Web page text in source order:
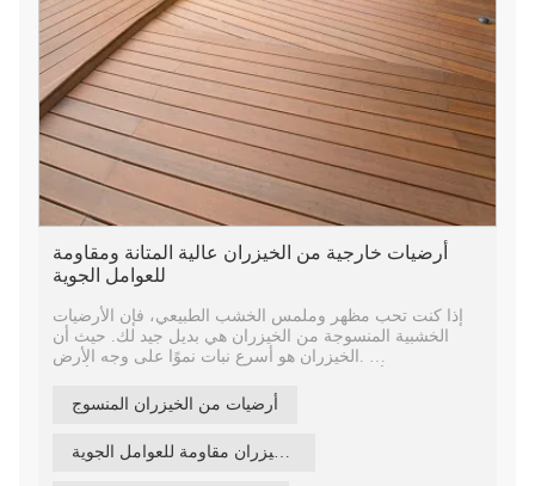
أرضيات خارجية من الخيزران عالية المتانة ومقاومة
للعوامل الجوية
إذا كنت تحب مظهر وملمس الخشب الطبيعي، فإن الأرضيات
الخشبية المنسوجة من الخيزران هي بديل جيد لك. حيث أن
الخيزران هو أسرع نبات نموًا على وجه الأرض.
الخيزران المضغوطة، مقاومة للعوامل الجوية ومناسبة
للاستخدام في الأماكن المغلقة والمفتوحة. نسيج الخيزران
أرضيات من الخيزران المنسوج
أرضيات من الخيزران مقاومة للعوامل الجوية